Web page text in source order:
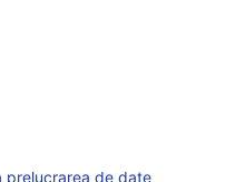
prelucrarea de date